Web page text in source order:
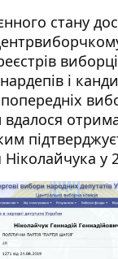
стану
і
вдалося
у